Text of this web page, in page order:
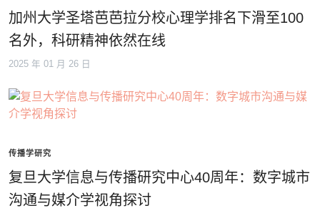
加州大学圣塔芭芭拉分校心理学排名下滑至100
名外，科研精神依然在线
2025 年 01 月 26 日
传播学研究
复旦大学信息与传播研究中心40周年：数字城市
沟通与媒介学视角探讨